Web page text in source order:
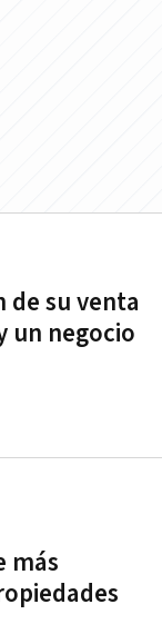
de su venta
un negocio
más